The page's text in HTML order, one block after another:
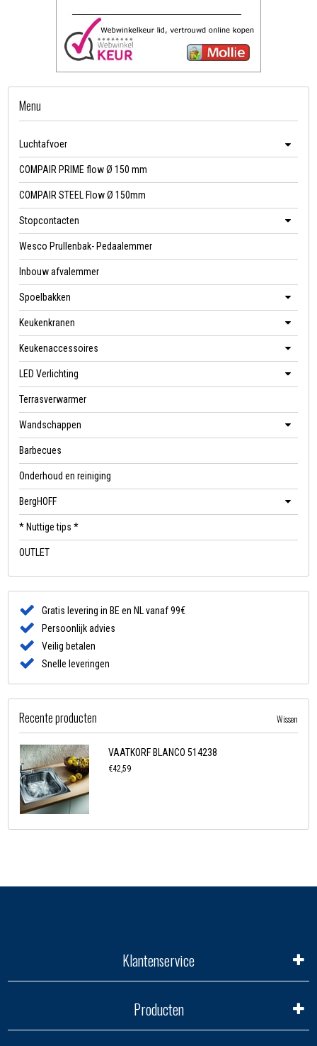
Menu
Luchtafvoer
COMPAIR PRIME flow Ø 150 mm
COMPAIR STEEL Flow Ø 150mm
Stopcontacten
Wesco Prullenbak- Pedaalemmer
Inbouw afvalemmer
Spoelbakken
Keukenkranen
Keukenaccessoires
LED Verlichting
Terrasverwarmer
Wandschappen
Barbecues
Onderhoud en reiniging
BergHOFF
* Nuttige tips *
OUTLET
Gratis levering in BE en NL vanaf 99€
Persoonlijk advies
Veilig betalen
Snelle leveringen
Recente producten Wissen
VAATKORF BLANCO 514238
€42,59
Klantenservice
Producten